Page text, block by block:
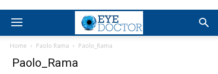
Home Paolo Rama Paolo_Rama
Paolo_Rama